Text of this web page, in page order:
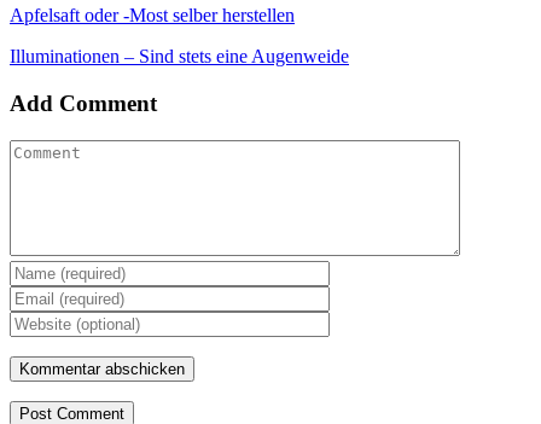
Apfelsaft oder -Most selber herstellen
Illuminationen – Sind stets eine Augenweide
Add Comment
Post Comment